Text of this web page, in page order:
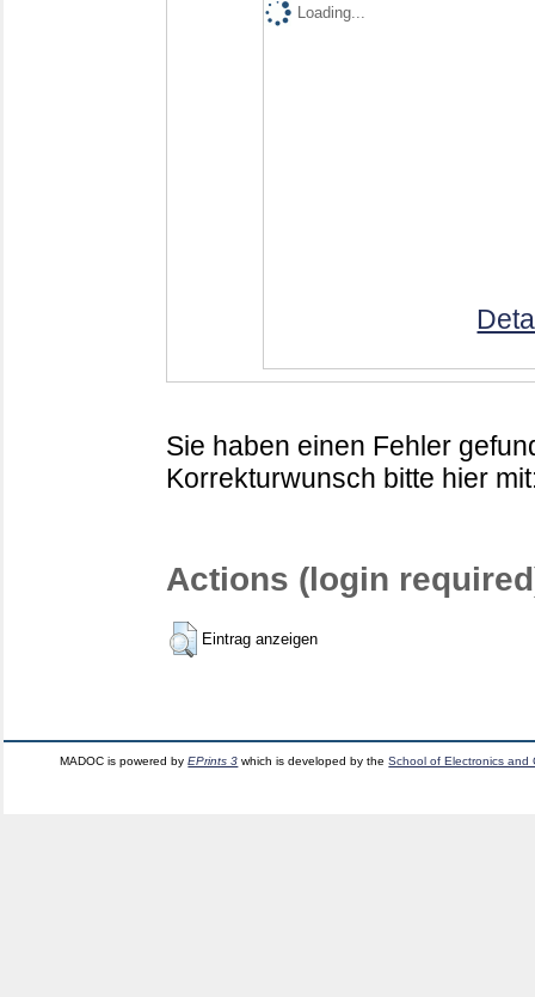
Loading...
Sie haben einen Fehler
Korrekturwunsch bitte hier
Actions (login
Eintrag anzeigen
MADOC is powered byEPrints 3 which is developed by theSchool of Electronics and